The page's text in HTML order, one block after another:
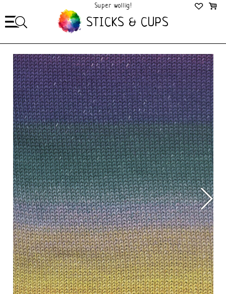
Super wollig!
Mega Gezellig!
STICKS & CUPS